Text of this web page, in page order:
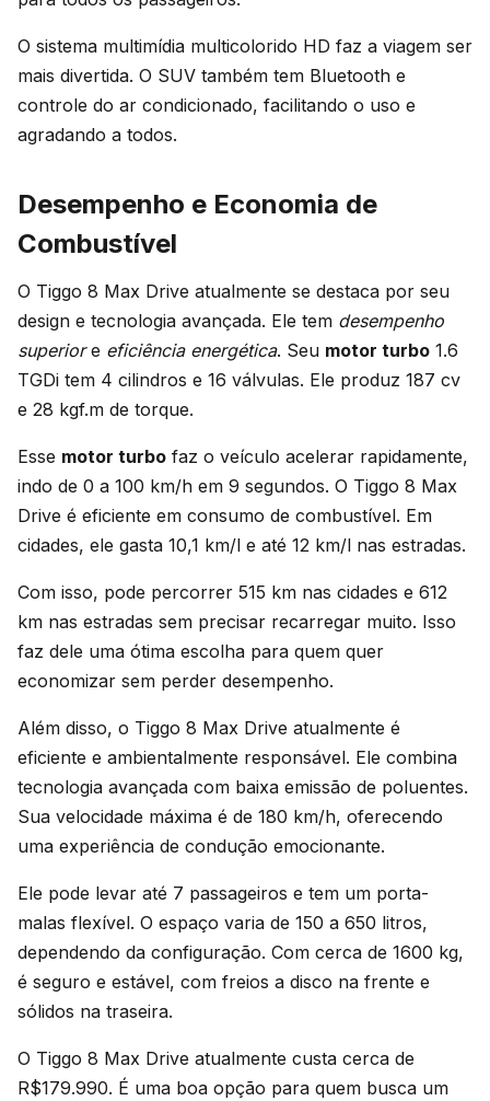
O sistema multimídia multicolorido HD faz a viagem ser
mais divertida. O SUV também tem Bluetooth e
controle do ar condicionado, facilitando o uso e
agradando a todos.
Desempenho e Economia de
Combustível
O Tiggo 8 Max Drive atualmente se destaca por seu
design e tecnologia avançada. Ele tem desempenho
superiore eficiência energética. Seu motor turbo 1.6
TGDi tem 4 cilindros e 16 válvulas. Ele produz 187 cv
e 28 kgf.m de torque.
Esse motor turbo faz o veículo acelerar rapidamente,
indo de 0 a 100 km/h em 9 segundos. O Tiggo 8 Max
Drive é eficiente em consumo de combustível. Em
cidades, ele gasta 10,1 km/l e até 12 km/l nas estradas.
Com isso, pode percorrer 515 km nas cidades e 612
km nas estradas sem precisar recarregar muito. Isso
faz dele uma ótima escolha para quem quer
economizar sem perder desempenho.
Além disso, o Tiggo 8 Max Drive atualmente é
eficiente e ambientalmente responsável. Ele combina
tecnologia avançada com baixa emissão de poluentes.
Sua velocidade máxima é de 180 km/h, oferecendo
uma experiência de condução emocionante.
Ele pode levar até 7 passageiros e tem um porta-
malas flexível. O espaço varia de 150 a 650 litros,
dependendo da configuração. Com cerca de 1600 kg,
é seguro e estável, com freios a disco na frente e
sólidos na traseira.
O Tiggo 8 Max Drive atualmente custa cerca de
R$179.990. É uma boa opção para quem busca um